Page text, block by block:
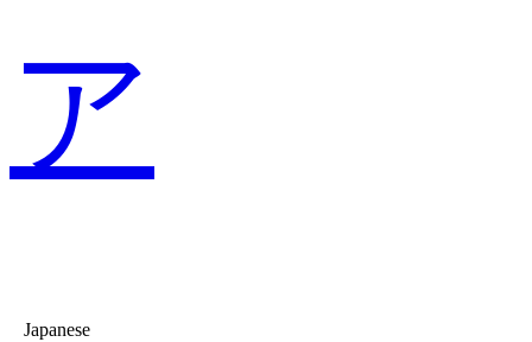
ア
Japanese